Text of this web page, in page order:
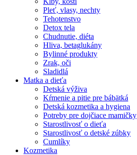
Pleť, vlasy, nechty
Tehotenstvo
Detox tela
Chudnutie, diéta
Hliva, betaglukány
Bylinné produkty
Zrak, oči
Sladidlá
Matka a dieťa
Detská výživa
Kŕmenie a pitie pre bábätká
Detská kozmetika a hygiena
Potreby pre dojčiace mamičky
Starostlivosť o dieťa
Starostlivosť o detské zúbky
Cumlíky
Kozmetika